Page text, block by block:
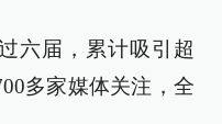
六届，累计吸引超
多家媒体关注，全